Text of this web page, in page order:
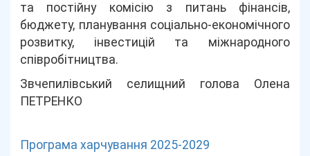
та постійну комісію з питань фінансів,
бюджету, планування соціально-економічного
розвитку, інвестицій та міжнародного
співробітництва.
Звчепилівський селищний голова Олена
ПЕТРЕНКО
Програма харчування 2025-2029